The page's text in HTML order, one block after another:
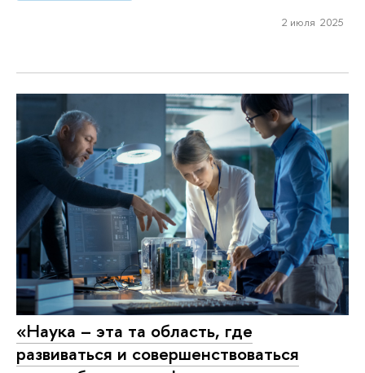
2 июля 2025
«Наука – эта та область, где
развиваться и совершенствоваться